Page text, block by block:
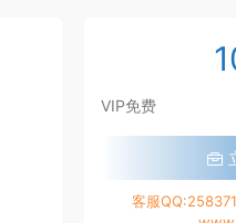
VIP免费
客服